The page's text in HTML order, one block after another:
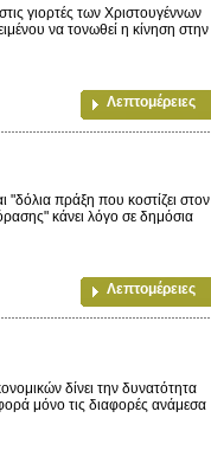
γιορτές των Χριστουγέννων
να τονωθεί η κίνηση στην
Λεπτομέρειες
πράξη που κοστίζει στον
κάνει λόγο σε δημόσια
Λεπτομέρειες
δίνει την δυνατότητα
μόνο τις διαφορές ανάμεσα